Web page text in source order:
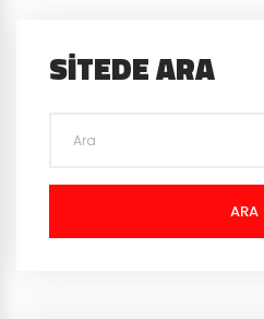
SITEDE ARA
ARA